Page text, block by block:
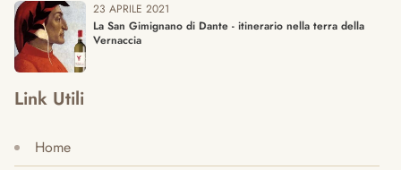
23 APRILE 2021
La San Gimignano di Dante - itinerario nella terra della
Vernaccia
Link Utili
Home